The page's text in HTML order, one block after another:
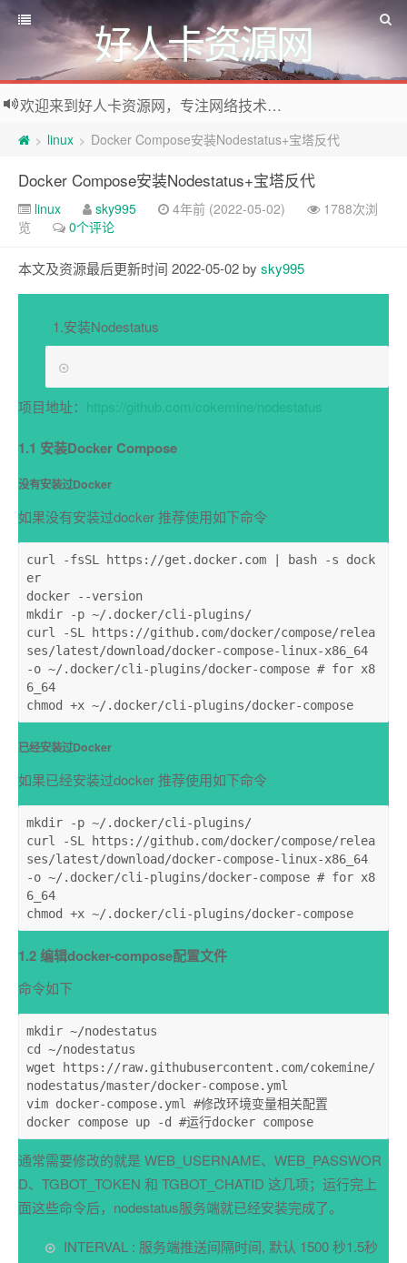
好人卡资源网
欢迎来到好人卡资源网，专注网络技术资源收集，我们不仅是网络资源的搬运工，也生产原创资源。寻找资源请留言或关注公众号:烈日下的男人
> linux > Docker Compose安装Nodestatus+宝塔反代
Docker Compose安装Nodestatus+宝塔反代
linux sky995 4年前 (2022-05-02)
1788次浏
览
0个评论
本文及资源最后更新时间 2022-05-02 by sky995
1.安装Nodestatus
项目地址： https://github.com/cokemine/nodestatus
1.1 安装Docker Compose
没有安装过Docker
如果没有安装过docker 推荐使用如下命令
curl
-fsSL https://get.docker.com | bash -s dock
er
docker
--version
mkdir
-p ~/.docker/cli-plugins/
curl
-SL https://github.com/docker/compose/relea
ses/latest/download/docker-compose-linux-x86_64
-o ~/.docker/cli-plugins/docker-compose # for x8
6_64
chmod
+x ~/.docker/cli-plugins/docker-compose
已经安装过Docker
如果已经安装过docker 推荐使用如下命令
mkdir -p ~/.docker/cli -plugins/
curl -SL
https: //github.com/docker/compose/relea
ses/latest/download /docker-compose-linux-x86_64
-o ~/.docker/cli-plugins/docker-compose # for x8
6_64
chmod +x ~/.docker/cli -plugins/docker-compose
1.2 编辑docker-compose配置文件
命令如下
mkdir ~/nodestatus
cd
~/nodestatus
wget
https://raw.githubusercontent.com/cokemine/
nodestatus/master/docker-compose.yml
vim docker-compose.yml #修改环境变量相关配置
docker compose up -d #运行docker compose
通常需要修改的就是 WEB_USERNAME、WEB_PASSWOR
D、TGBOT_TOKEN 和 TGBOT_CHATID 这几项；运行完上
面这些命令后，nodestatus服务端就已经安装完成了。
INTERVAL : 服务端推送间隔时间, 默认 1500 秒1.5秒